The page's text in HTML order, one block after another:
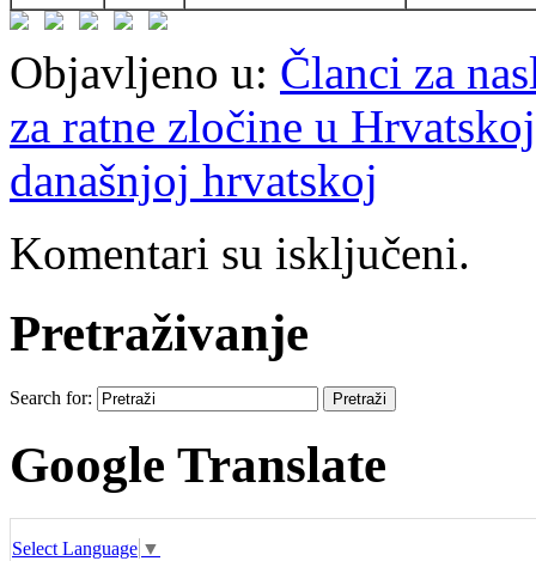
Objavljeno u: Članci za
za ratne zločine u Hrvatskoj
današnjoj hrvatskoj
Komentari su isključeni.
Pretraživanje
Search for:
Google Translate
Select Language ▼